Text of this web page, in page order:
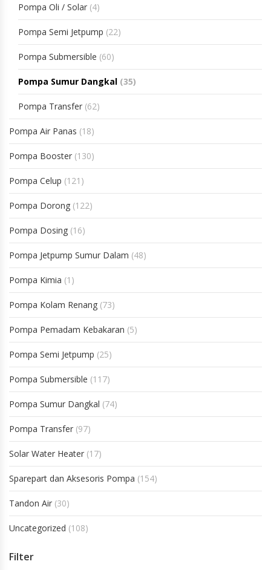
Pompa Oli / Solar (4)
Pompa Semi Jetpump (22)
Pompa Submersible (60)
Pompa Sumur Dangkal (35)
Pompa Transfer (62)
Pompa Air Panas (18)
Pompa Booster (130)
Pompa Celup (121)
Pompa Dorong (122)
Pompa Dosing (16)
Pompa Jetpump Sumur Dalam (48)
Pompa Kimia (1)
Pompa Kolam Renang (73)
Pompa Pemadam Kebakaran (5)
Pompa Semi Jetpump (25)
Pompa Submersible (117)
Pompa Sumur Dangkal (74)
Pompa Transfer (97)
Solar Water Heater (17)
Sparepart dan Aksesoris Pompa (154)
Tandon Air (30)
Uncategorized (108)
Filter